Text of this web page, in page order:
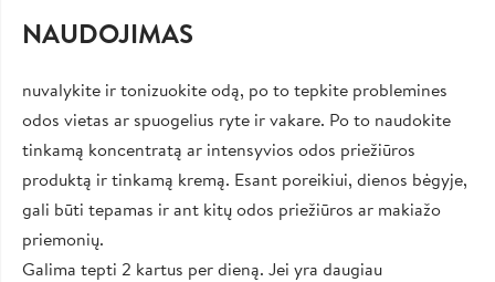
NAUDOJIMAS
nuvalykite ir tonizuokite odą, po to tepkite problemines
odos vietas ar spuogelius ryte ir vakare. Po to naudokite
tinkamą koncentratą ar intensyvios odos priežiūros
produktą ir tinkamą kremą. Esant poreikiui, dienos bėgyje,
gali būti tepamas ir ant kitų odos priežiūros ar makiažo
priemonių.
Galima tepti 2 kartus per dieną. Jei yra daugiau